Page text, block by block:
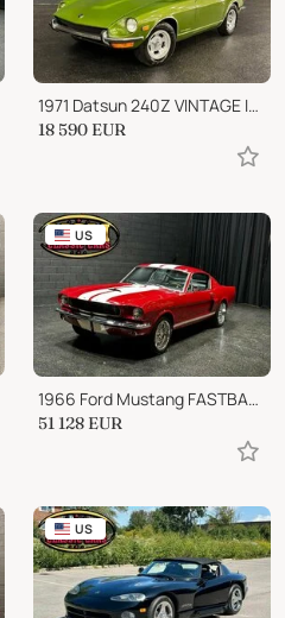
1971 Datsun 240Z VINTAGE IMPORT | GREAT CONDITION | SEE VIDEO
18 590 EUR
US
1966 Ford Mustang FASTBACK 331 STROKER 5 SPD WILWOOD AC!!!!!!
51 128 EUR
US